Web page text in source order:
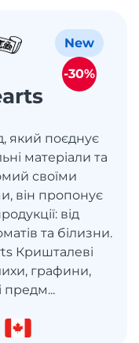
який поєднує
матеріали та
своїми
він пропонує
від
та білизни.
Кришталеві
графини,
предм...
New
-30%